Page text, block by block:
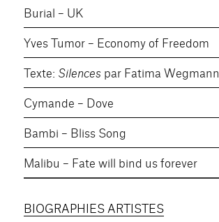
Burial – UK
Yves Tumor – Economy of Freedom
Texte: Silences par Fatima Wegmann
Cymande – Dove
Bambi – Bliss Song
Malibu – Fate will bind us forever
BIOGRAPHIES ARTISTES